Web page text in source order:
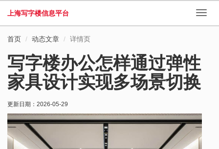
切
上海写字楼信息平台
首页 动态文章 详情页
写字楼办公怎样通过弹性
家具设计实现多场景切换
更新日期： 2026-05-29